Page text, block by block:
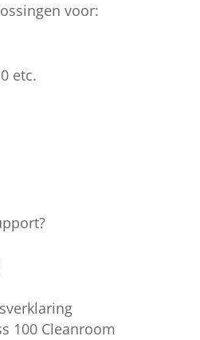
voor:
etc.
100 Cleanroom